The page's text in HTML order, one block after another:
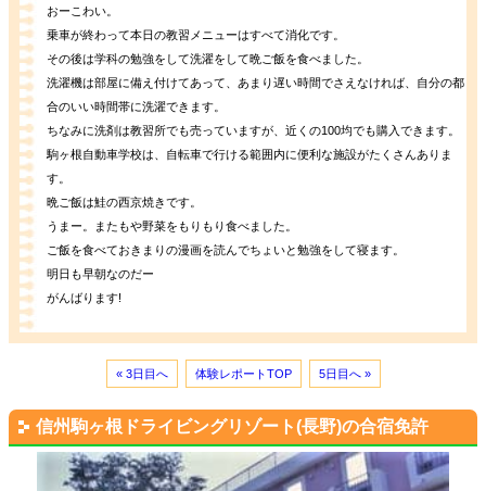
おーこわい。
乗車が終わって本日の教習メニューはすべて消化です。
その後は学科の勉強をして洗濯をして晩ご飯を食べました。
洗濯機は部屋に備え付けてあって、あまり遅い時間でさえなければ、自分の都
合のいい時間帯に洗濯できます。
ちなみに洗剤は教習所でも売っていますが、近くの100均でも購入できます。
駒ヶ根自動車学校は、自転車で行ける範囲内に便利な施設がたくさんありま
す。
晩ご飯は鮭の西京焼きです。
うまー。またもや野菜をもりもり食べました。
ご飯を食べておきまりの漫画を読んでちょいと勉強をして寝ます。
明日も早朝なのだー
がんばります!
« 3日目へ 体験レポートTOP 5日目へ »
信州駒ヶ根ドライビングリゾート(長野)の合宿免許